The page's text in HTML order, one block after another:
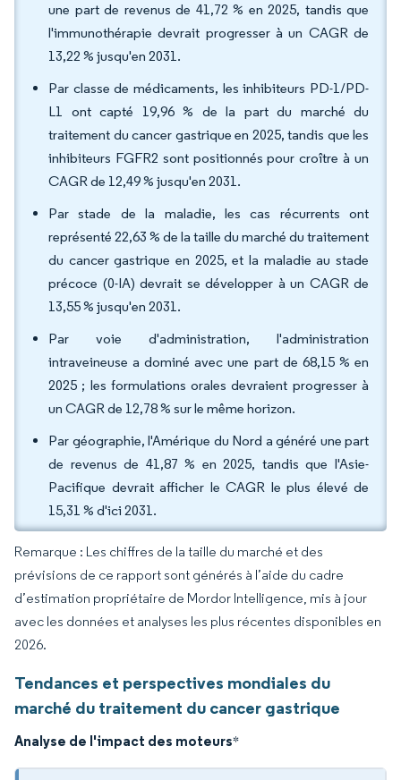
une part de revenus de 41,72 % en 2025, tandis que
l'immunothérapie devrait progresser à un CAGR de
13,22 % jusqu'en 2031.
Par classe de médicaments, les inhibiteurs PD-1/PD-
L1 ont capté 19,96 % de la part du marché du
traitement du cancer gastrique en 2025, tandis que les
inhibiteurs FGFR2 sont positionnés pour croître à un
CAGR de 12,49 % jusqu'en 2031.
Par stade de la maladie, les cas récurrents ont
représenté 22,63 % de la taille du marché du traitement
du cancer gastrique en 2025, et la maladie au stade
précoce (0-IA) devrait se développer à un CAGR de
13,55 % jusqu'en 2031.
Par voie d'administration, l'administration
intraveineuse a dominé avec une part de 68,15 % en
2025 ; les formulations orales devraient progresser à
un CAGR de 12,78 % sur le même horizon.
Par géographie, l'Amérique du Nord a généré une part
de revenus de 41,87 % en 2025, tandis que l'Asie-
Pacifique devrait afficher le CAGR le plus élevé de
15,31 % d'ici 2031.
Remarque : Les chiffres de la taille du marché et des
prévisions de ce rapport sont générés à l’aide du cadre
d’estimation propriétaire de Mordor Intelligence, mis à jour
avec les données et analyses les plus récentes disponibles en
2026.
Tendances et perspectives mondiales du
marché du traitement du cancer gastrique
Analyse de l'impact des moteurs*